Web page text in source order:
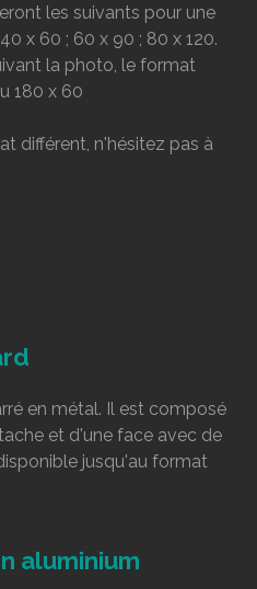
les suivants pour une
x 60 ; 60 x 90 ; 80 x 120.
la photo, le format
180 x 60
différent, n'hésitez pas à
en métal. Il est composé
et d'une face avec de
jusqu'au format
aluminium